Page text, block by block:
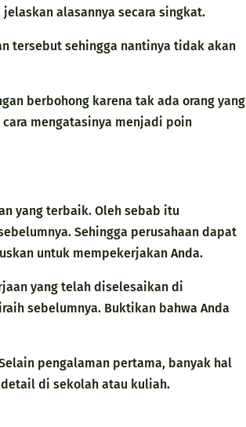
alasannya secara singkat.
tersebut sehingga nantinya tidak akan
berbohong karena tak ada orang yang
mengatasinya menjadi poin
yang terbaik. Oleh sebab itu
Sehingga perusahaan dapat
untuk mempekerjakan Anda.
yang telah diselesaikan di
sebelumnya. Buktikan bahwa Anda
pengalaman pertama, banyak hal
di sekolah atau kuliah.